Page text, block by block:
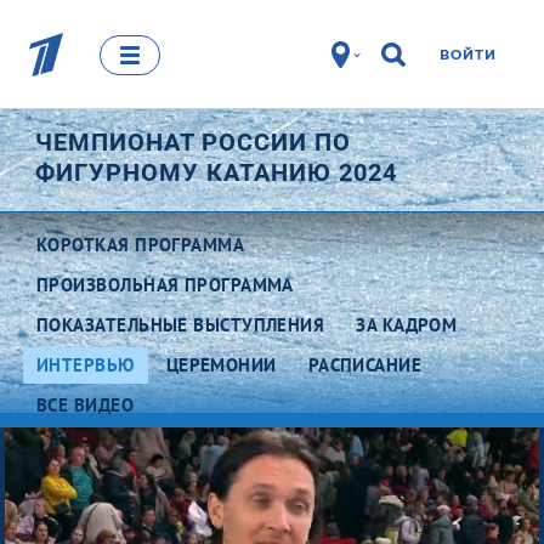
ВОЙТИ
ЧЕМПИОНАТ РОССИИ ПО
ФИГУРНОМУ КАТАНИЮ 2024
КОРОТКАЯ ПРОГРАММА
ПРОИЗВОЛЬНАЯ ПРОГРАММА
ПОКАЗАТЕЛЬНЫЕ ВЫСТУПЛЕНИЯ
ЗА КАДРОМ
ИНТЕРВЬЮ
ЦЕРЕМОНИИ
РАСПИСАНИЕ
ВСЕ ВИДЕО